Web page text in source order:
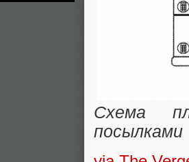
Схема
посылками